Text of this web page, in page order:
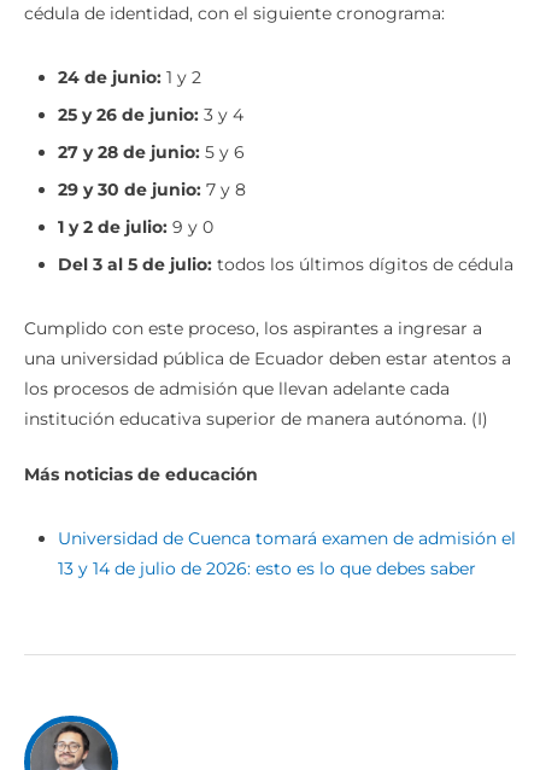
cédula de identidad, con el siguiente cronograma:
24 de junio: 1 y 2
25 y 26 de junio: 3 y 4
27 y 28 de junio: 5 y 6
29 y 30 de junio: 7 y 8
1 y 2 de julio: 9 y 0
Del 3 al 5 de julio: todos los últimos dígitos de cédula
Cumplido con este proceso, los aspirantes a ingresar a
una universidad pública de Ecuador deben estar atentos a
los procesos de admisión que llevan adelante cada
institución educativa superior de manera autónoma. (I)
Más noticias de educación
Universidad de Cuenca tomará examen de admisión el
13 y 14 de julio de 2026: esto es lo que debes saber